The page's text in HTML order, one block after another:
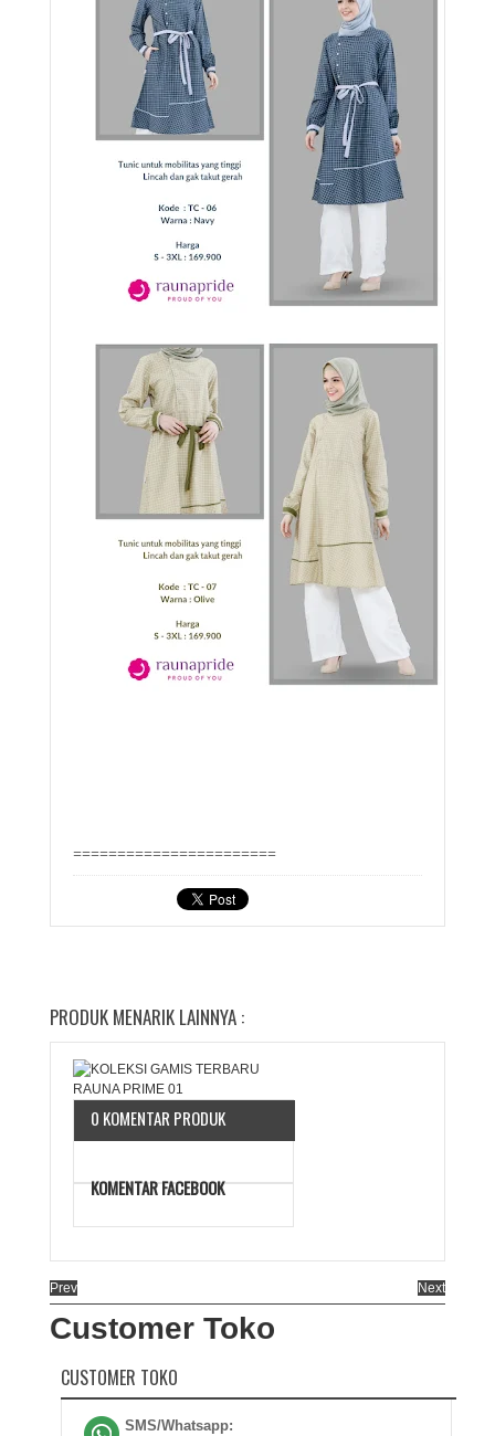
=======================
PRODUK MENARIK LAINNYA :
0 KOMENTAR PRODUK
KOMENTAR FACEBOOK
Prev Next
Customer Toko
CUSTOMER TOKO
SMS/Whatsapp: